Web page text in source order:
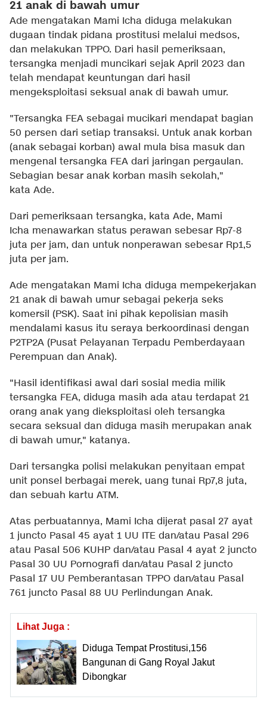
21 anak di bawah umur
Ade mengatakan Mami Icha diduga melakukan
dugaan tindak pidana prostitusi melalui medsos,
dan melakukan TPPO. Dari hasil pemeriksaan,
tersangka menjadi muncikari sejak April 2023 dan
telah mendapat keuntungan dari hasil
mengeksploitasi seksual anak di bawah umur.
"Tersangka FEA sebagai mucikari mendapat bagian
50 persen dari setiap transaksi. Untuk anak korban
(anak sebagai korban) awal mula bisa masuk dan
mengenal tersangka FEA dari jaringan pergaulan.
Sebagian besar anak korban masih sekolah,"
kata Ade.
Dari pemeriksaan tersangka, kata Ade, Mami
Icha menawarkan status perawan sebesar Rp7-8
juta per jam, dan untuk nonperawan sebesar Rp1,5
juta per jam.
Ade mengatakan Mami Icha diduga mempekerjakan
21 anak di bawah umur sebagai pekerja seks
komersil (PSK). Saat ini pihak kepolisian masih
mendalami kasus itu seraya berkoordinasi dengan
P2TP2A (Pusat Pelayanan Terpadu Pemberdayaan
Perempuan dan Anak).
"Hasil identifikasi awal dari sosial media milik
tersangka FEA, diduga masih ada atau terdapat 21
orang anak yang dieksploitasi oleh tersangka
secara seksual dan diduga masih merupakan anak
di bawah umur," katanya.
Dari tersangka polisi melakukan penyitaan empat
unit ponsel berbagai merek, uang tunai Rp7,8 juta,
dan sebuah kartu ATM.
Atas perbuatannya, Mami Icha dijerat pasal 27 ayat
1 juncto Pasal 45 ayat 1 UU ITE dan/atau Pasal 296
atau Pasal 506 KUHP dan/atau Pasal 4 ayat 2 juncto
Pasal 30 UU Pornografi dan/atau Pasal 2 juncto
Pasal 17 UU Pemberantasan TPPO dan/atau Pasal
761 juncto Pasal 88 UU Perlindungan Anak.
Lihat Juga :
Diduga Tempat Prostitusi,156
Bangunan di Gang Royal Jakut
Dibongkar